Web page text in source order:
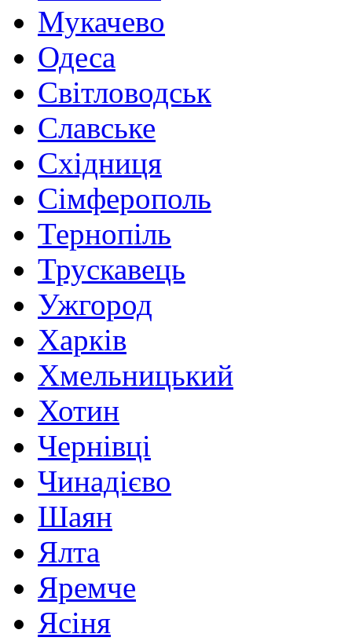
Мукачево
Одеса
Світловодськ
Славське
Східниця
Сімферополь
Тернопіль
Трускавець
Ужгород
Харків
Хмельницький
Хотин
Чернівці
Чинадієво
Шаян
Ялта
Яремче
Ясіня